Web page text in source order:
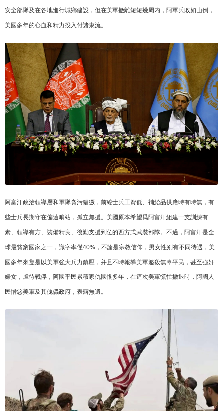
安全部隊及在各地進行城鄉建設，但在美軍撤離短短幾周内，阿軍兵敗如山倒，
美國多年的心血和精力投入付諸東流。
阿富汗政治領導層和軍隊貪污猖獗，前線士兵工資低、補給品供應時有時無，有
些士兵長期守在偏遠哨站，孤立無援。美國原本希望爲阿富汗組建一支訓練有
素、領導有方、裝備精良、後勤支援到位的西方式武裝部隊。不過，阿富汗是全
球最貧窮國家之一，識字率僅40%，不論是宗教信仰，男女性别有不同待遇，美
國多年來隻是以美軍強大兵力鎮壓，并且不時報導美軍濫殺無辜平民，甚至強奸
婦女，虐待戰俘，阿國平民累積家仇國恨多年，在這次美軍慌忙撤退時，阿國人
民憎惡美軍及其傀儡政府，表露無遺。